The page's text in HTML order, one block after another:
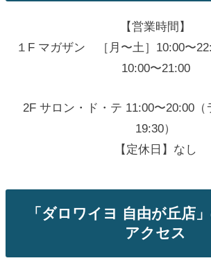
【営業時間】
１F マガザン ［月〜土］10:00〜
10:00〜21:00
2F サロン・ド・テ 11:00〜20:00（
19:30）
【定休日】なし
「ダロワイヨ 自由が丘店
アクセス